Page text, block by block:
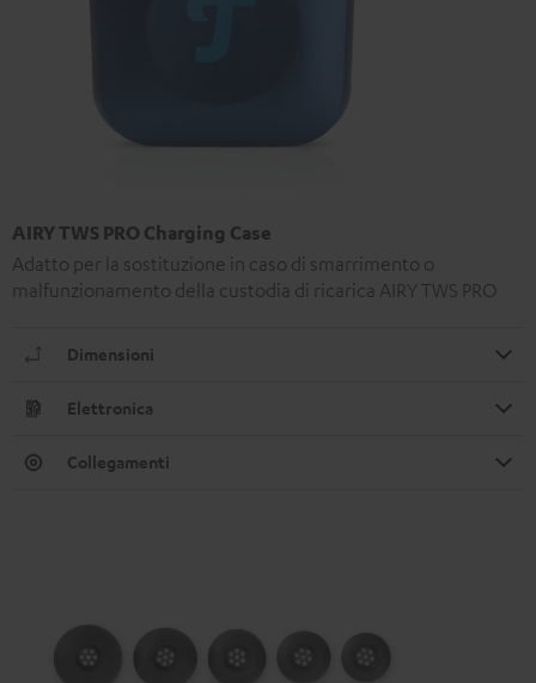
AIRY TWS PRO Charging Case
Adatto per la sostituzione in caso di smarrimento o
malfunzionamento della custodia di ricarica AIRY TWS PRO
Dimensioni
Elettronica
Collegamenti